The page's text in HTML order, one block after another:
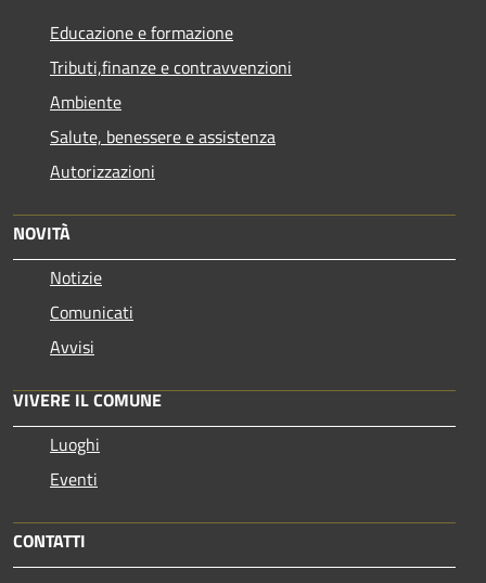
Educazione e formazione
Tributi,finanze e contravvenzioni
Ambiente
Salute, benessere e assistenza
Autorizzazioni
NOVITÀ
Notizie
Comunicati
Avvisi
VIVERE IL COMUNE
Luoghi
Eventi
CONTATTI